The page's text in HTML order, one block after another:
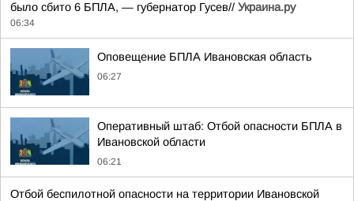
было сбито 6 БПЛА, — губернатор Гусев// Украина.ру
06:34
Оповещение БПЛА Ивановская область
06:27
Оперативный штаб: Отбой опасности БПЛА в
Ивановской области
06:21
Отбой беспилотной опасности на территории Ивановской